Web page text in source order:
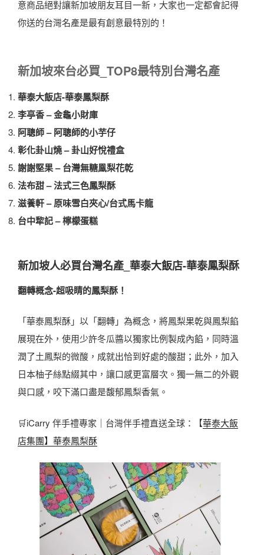
意商品絕對讓新加坡朋友耳目一新，大家也一定都會記得
你送的台灣名產是最有創意最特別的！
新加坡來台必買_TOP8最特別台灣名產
華泰大飯店-華泰鳳梨酥
李亭香 – 金龜小財庫
阿聰師 – 阿聰師的小芋仔
彰化卦山燒 – 卦山好悅禮盒
謝謝堅果 – 台灣無糖鳯梨花乾
法布甜 – 法式三色鳳梨酥
滋養軒 – 原味雪白夾心/台式馬卡龍
台中犂記 – 檸檬蛋糕
新加坡人必買台灣名產_華泰大飯店-華泰鳳梨酥
翻轉概念-超吸睛的鳳梨酥！
「華泰鳳梨酥」以「翻轉」為概念，將鳳梨果乾與鳳梨餡
展現在外，使用少許冬瓜醬以獨家比例製成內餡，同時溫
潤了土鳳梨的微酸，成就出恰到好處的酸甜；此外，加入
日本柚子絲點綴其中，讓口感更富層次。獨一無二的外觀
與口感，咬下滿口盡是馥郁鳳梨香氣。
🛒iCarry 伴手禮專家｜台灣伴手禮直送全球：【華泰大飯
店集團】華泰鳳梨酥